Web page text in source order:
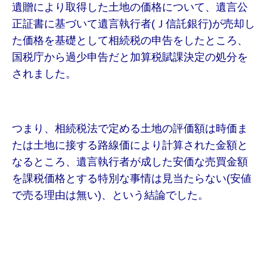
遺贈により取得した土地の価格について、遺言公
正証書に基づいて遺言執行者(Ｊ信託銀行)が売却し
た価格を基礎として相続税の申告をしたところ、
国税庁から過少申告だと加算税賦課決定の処分を
されました。
つまり、相続税法で定める土地の評価額は時価ま
たは土地に接する路線価により計算された金額と
なるところ、遺言執行者が成した安価な売買金額
を課税価格とする特別な事情は見当たらない(安値
で売る理由は無い)、という結論でした。